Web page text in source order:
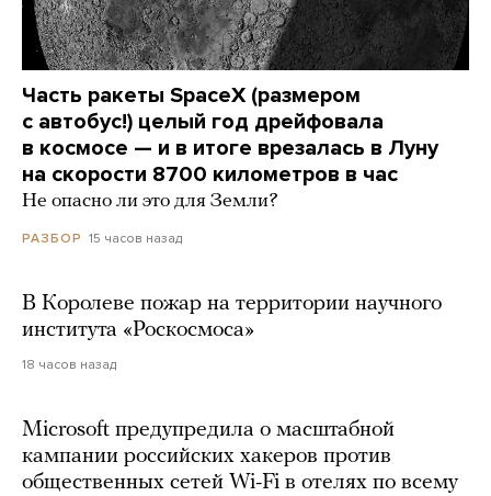
Часть ракеты SpaceX (размером
с автобус!) целый год дрейфовала
в космосе — и в итоге врезалась в Луну
на скорости 8700 километров в час
Не опасно ли это для Земли?
РАЗБОР 15 часов назад
В Королеве пожар на территории научного
института «Роскосмоса»
18 часов назад
Microsoft предупредила о масштабной
кампании российских хакеров против
общественных сетей Wi-Fi в отелях по всему